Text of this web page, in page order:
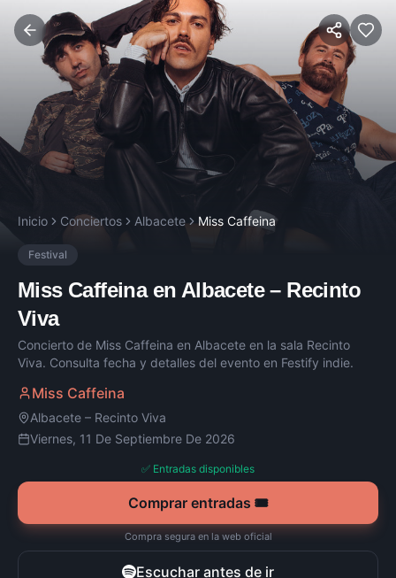
Inicio Conciertos Albacete Miss Caffeina
Festival
Miss Caffeinaen Albacete– Recinto
Viva
Concierto de Miss Caffeina en Albacete en la sala Recinto
Viva. Consulta fecha y detalles del evento en Festify indie.
Miss Caffeina
Albacete – Recinto Viva
Viernes, 11 De Septiembre De 2026
✅ Entradas disponibles
Comprar entradas 🎟️
Compra segura en la web oficial
Escuchar antes de ir